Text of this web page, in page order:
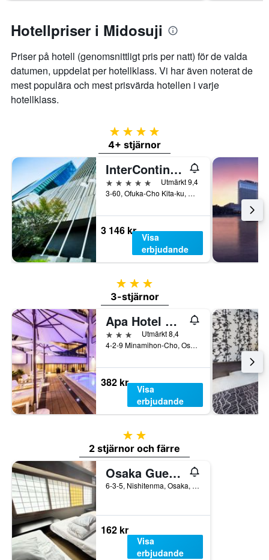
Hotellpriser i Midosuji
Priser på hotell (genomsnittligt pris per natt) för de valda
datumen, uppdelat per hotellklass. Vi har även noterat de
mest populära och mest prisvärda hotellen i varje
hotellklass.
4 stjärnor
4+ stjärnor
InterContinental Osaka by IHG
5 stjärnor
Utmärkt 9,4
3-60, Ofuka-Cho Kita-ku, Osaka, Japan
3 146 kr
Visa
erbjudande
3 stjärnor
3-stjärnor
Apa Hotel & Resort Midosuji Hommachi Ekimae Tower
3 stjärnorUtmärkt 8,4
4-2-9 Minamihon-Cho, Osaka, Japan
382 kr
Visa
erbjudande
2 stjärnor
2 stjärnor och färre
Osaka Guesthouse Sakura
6-3-5, Nishitenma, Osaka, Japan
162 kr
Visa
erbjudande